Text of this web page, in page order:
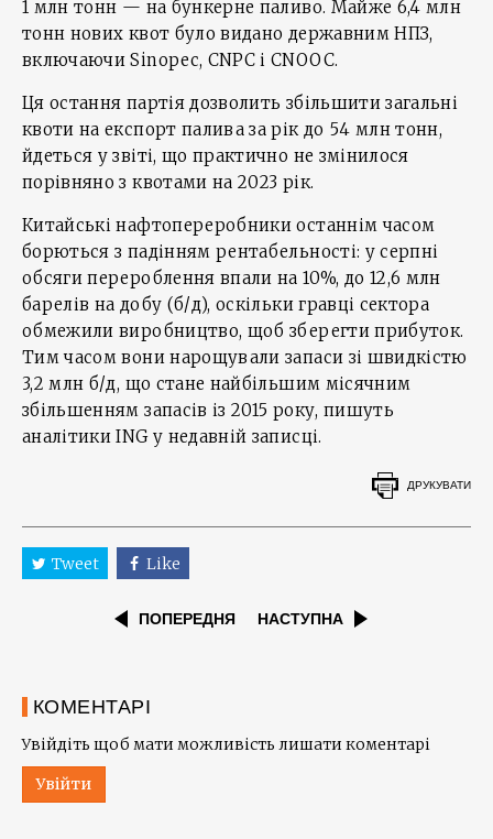
1 млн тонн — на бункерне паливо. Майже 6,4 млн
тонн нових квот було видано державним НПЗ,
включаючи Sinopec, CNPC і CNOOC.
Ця остання партія дозволить збільшити загальні
квоти на експорт палива за рік до 54 млн тонн,
йдеться у звіті, що практично не змінилося
порівняно з квотами на 2023 рік.
Китайські нафтопереробники останнім часом
борються з падінням рентабельності: у серпні
обсяги перероблення впали на 10%, до 12,6 млн
барелів на добу (б/д), оскільки гравці сектора
обмежили виробництво, щоб зберегти прибуток.
Тим часом вони нарощували запаси зі швидкістю
3,2 млн б/д, що стане найбільшим місячним
збільшенням запасів із 2015 року, пишуть
аналітики ING у недавній записці.
ДРУКУВАТИ
Tweet Like
ПОПЕРЕДНЯ НАСТУПНА
КОМЕНТАРІ
Увійдіть щоб мати можливість лишати коментарі
Увійти